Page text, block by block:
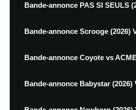
Bande-annonce PAS SI SEULS
Bande-annonce Scrooge (2026)
Bande-annonce Coyote vs
Bande-annonce Babystar (2026)